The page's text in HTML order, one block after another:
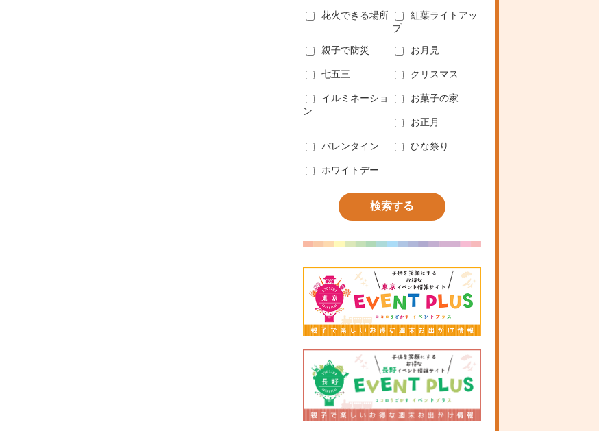
花火できる場所
紅葉ライトアッ
プ
親子で防災 お月見
七五三 クリスマス
イルミネーショ
ン
お菓子の家
お正月
バレンタイン ひな祭り
ホワイトデー